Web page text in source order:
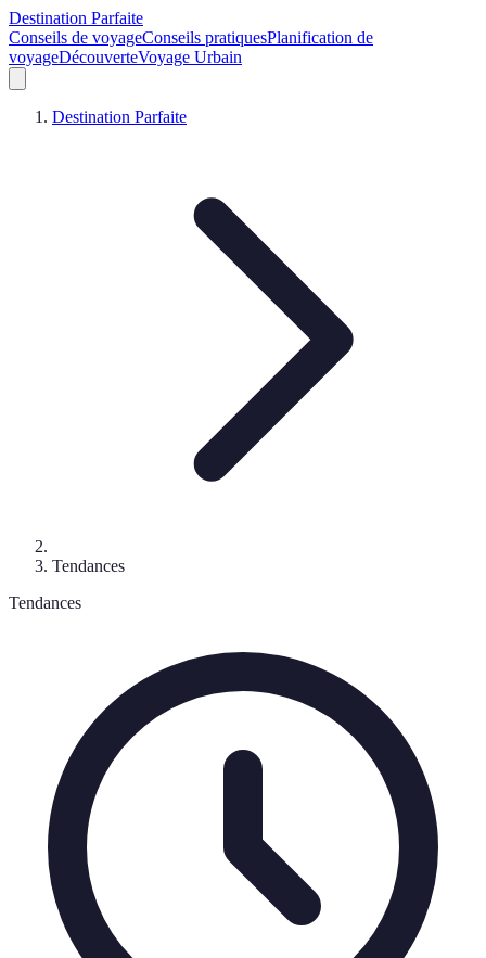
Destination Parfaite
Conseils de voyageConseils pratiquesPlanification de
voyageDécouverteVoyage Urbain
Destination Parfaite
Tendances
Tendances